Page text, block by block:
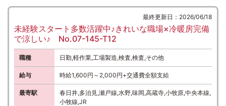
最終更新日：2026/06/18
未経験スタート多数活躍中♪きれいな職場×冷暖房完備
で涼しい♪ No.07-145-T12
職種 日勤,軽作業,工場製造,検査,検査,その他
給与 時給1,600円～2,000円+交通費全額支給
最寄駅
春日井,多治見,瀬戸線,水野,味岡,高蔵寺,小牧原,中央本線,
小牧線,JR